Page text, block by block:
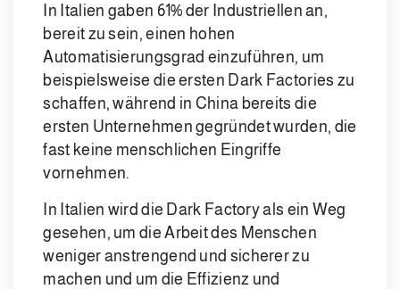
In Italien gaben 61% der Industriellen an,
bereit zu sein, einen hohen
Automatisierungsgrad einzuführen, um
beispielsweise die ersten Dark Factories zu
schaffen, während in China bereits die
ersten Unternehmen gegründet wurden, die
fast keine menschlichen Eingriffe
vornehmen.
In Italien wird die Dark Factory als ein Weg
gesehen, um die Arbeit des Menschen
weniger anstrengend und sicherer zu
machen und um die Effizienz und